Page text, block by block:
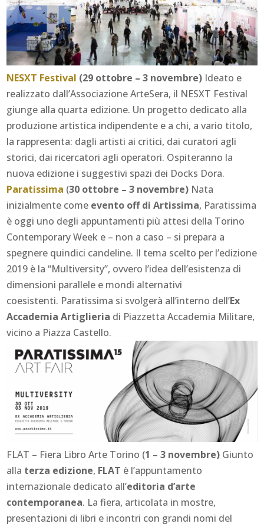
NESXT Festival (29 ottobre – 3 novembre) Ideato e
realizzato dall’Associazione ArteSera, il NESXT Festival
giunge alla quarta edizione. Un progetto dedicato alla
produzione artistica indipendente e a chi, a vario titolo,
la rappresenta: dagli artisti ai critici, dai curatori agli
storici, dai ricercatori agli operatori. Ospiteranno la
nuova edizione i suggestivi spazi dei Docks Dora.
Paratissima (30 ottobre – 3 novembre) Nata
inizialmente come evento offdi Artissima, Paratissima
è oggi uno degli appuntamenti più attesi della Torino
Contemporary Week e – non a caso – si prepara a
spegnere quindici candeline. Il tema scelto per l’edizione
2019 è la “Multiversity”, ovvero l’idea dell’esistenza di
dimensioni parallele e mondi alternativi
coesistenti. Paratissima si svolgerà all’interno dell’Ex
Accademia Artiglieria di Piazzetta Accademia Militare,
vicino a Piazza Castello.
FLAT – Fiera Libro Arte Torino (1 – 3 novembre) Giunto
alla terza edizione, FLAT è l’appuntamento
internazionale dedicato all’editoria d’arte
contemporanea. La fiera, articolata in mostre,
presentazioni di libri e incontri con grandi nomi del